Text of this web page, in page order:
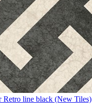
Retro line black (New Tiles)